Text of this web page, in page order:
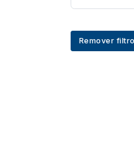
Remover